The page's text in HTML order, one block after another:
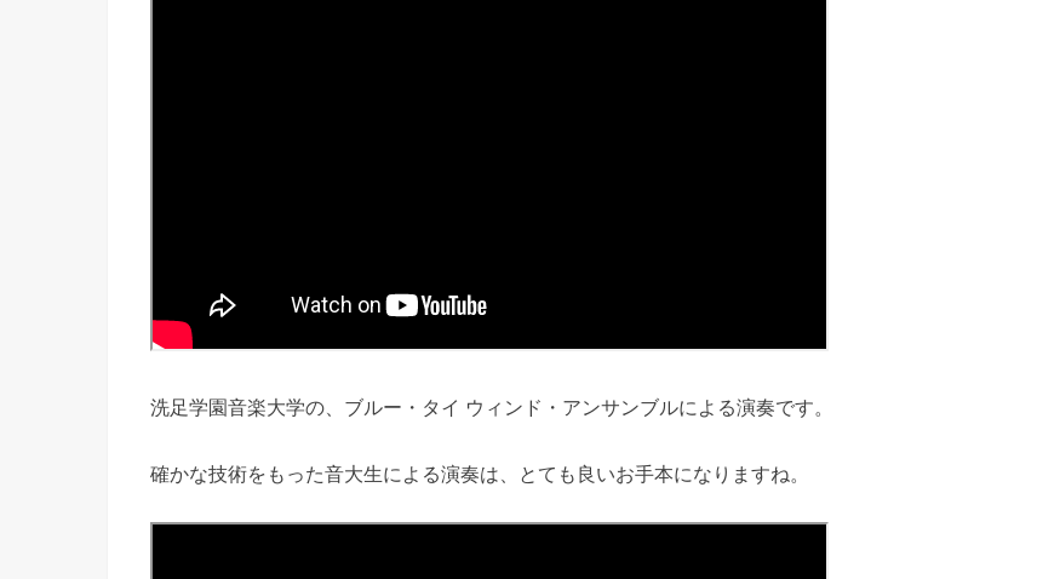
洗足学園音楽大学の、ブルー・タイ ウィンド・アンサンブルによる演奏です。
確かな技術をもった音大生による演奏は、とても良いお手本になりますね。